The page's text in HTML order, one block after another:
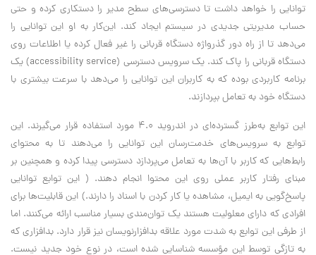
توانایی را خواهد داشت تا دسترسی‌های سطح مدیر را دستکاری کرده و حتی
حساب مدیریتی جدیدی در سیستم ایجاد کند. این‌کار به او این توانایی را
می‌دهد تا از راه دور گذرواژه دستگاه قربانی را غیر فعال کرده یا اطلاعات روی
دستگاه قربانی را پاک کند. یک سرویس دسترسی (accessibility service) یک
برنامه کاربردی بوده که به کاربران این توانایی را می‌دهد با سرعت بیشتری با
دستگاه خود به تعامل بپردازند.
این توابع به‌طرز گسترده‌ای در اندروید 4.0 مورد استفاده قرار می‌گیرند. این
توابع به سرویس‌های خدمت‌رسان این توانایی را می‌دهند تا به محتوای
رابط‌هایی که کاربر با آن‌ها به تعامل می‌پردازد دسترسی پیدا کرده و همچنین بر
مبنای رفتار کاربر عملی روی این محتوا انجام دهند. ( این توابع توانایی
پاسخ‌گویی به ایمیل، مشاهده یا کار کردن با اسناد را دارند.) این قابلیت‌ها برای
افرادی که دارای معلولیت هستند یک توان‌مندی بسیار مناسب ارائه می‌کنند. اما
از طرفی این توابع به شدت مورد علاقه بد‌افزارنویسان نیز قرار دارد. بدافزاری که
به تازگی توسط این مؤسسه شناسایی شده است، در نوع خود جدید نیست.